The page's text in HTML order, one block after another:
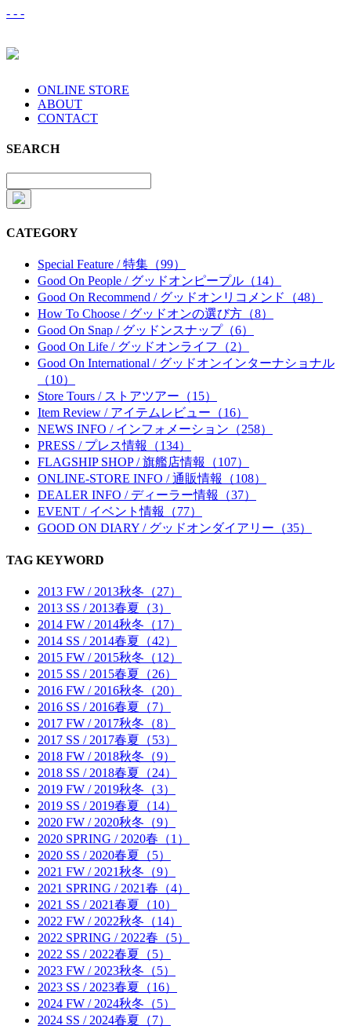
- - -
ONLINE STORE
ABOUT
CONTACT
SEARCH
CATEGORY
Special Feature / 特集（99）
Good On People / グッドオンピープル（14）
Good On Recommend / グッドオンリコメンド（48）
How To Choose / グッドオンの選び方（8）
Good On Snap / グッドンスナップ（6）
Good On Life / グッドオンライフ（2）
Good On International / グッドオンインターナショナル
（10）
Store Tours / ストアツアー（15）
Item Review / アイテムレビュー（16）
NEWS INFO / インフォメーション（258）
PRESS / プレス情報（134）
FLAGSHIP SHOP / 旗艦店情報（107）
ONLINE-STORE INFO / 通販情報（108）
DEALER INFO / ディーラー情報（37）
EVENT / イベント情報（77）
GOOD ON DIARY / グッドオンダイアリー（35）
TAG KEYWORD
2013 FW / 2013秋冬（27）
2013 SS / 2013春夏（3）
2014 FW / 2014秋冬（17）
2014 SS / 2014春夏（42）
2015 FW / 2015秋冬（12）
2015 SS / 2015春夏（26）
2016 FW / 2016秋冬（20）
2016 SS / 2016春夏（7）
2017 FW / 2017秋冬（8）
2017 SS / 2017春夏（53）
2018 FW / 2018秋冬（9）
2018 SS / 2018春夏（24）
2019 FW / 2019秋冬（3）
2019 SS / 2019春夏（14）
2020 FW / 2020秋冬（9）
2020 SPRING / 2020春（1）
2020 SS / 2020春夏（5）
2021 FW / 2021秋冬（9）
2021 SPRING / 2021春（4）
2021 SS / 2021春夏（10）
2022 FW / 2022秋冬（14）
2022 SPRING / 2022春（5）
2022 SS / 2022春夏（5）
2023 FW / 2023秋冬（5）
2023 SS / 2023春夏（16）
2024 FW / 2024秋冬（5）
2024 SS / 2024春夏（7）